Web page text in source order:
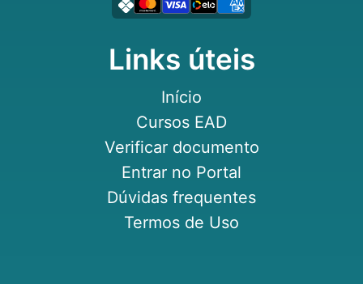
Links úteis
Início
Cursos EAD
Verificar documento
Entrar no Portal
Dúvidas frequentes
Termos de Uso